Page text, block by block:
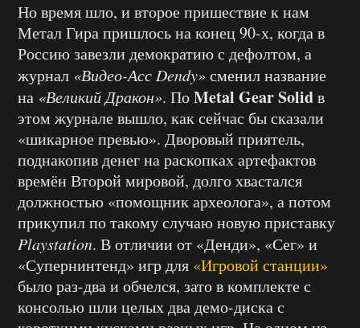
Но время шло, и второе пришествие к нам
Метал Гира пришлось на конец 90-х, когда в
Россию завезли демократию с дефолтом, а
журнал «Видео-Асс Dendy»сменил название
на «Великий Дракон». ПоMetal Gear Solidв
этом журнале вышло, как сейчас бы сказали
«шикарное превью». Дворовый приятель,
поднакопив денег на раскопках артефактов
времён Второй мировой, долго хвастался
должностью «помощник археолога», а потом
прикупил по такому случаю новую приставку
Playstation. В отличии от «Денди», «Сег» и
«Супернинтенд» игр для «Игровой станции»
было раз-два и обчелся, зато в комплекте с
консолью шли целых два демо-диска с